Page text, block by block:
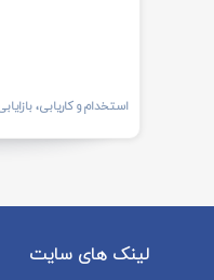
استخدام و کاریابی،
لینک های سایت